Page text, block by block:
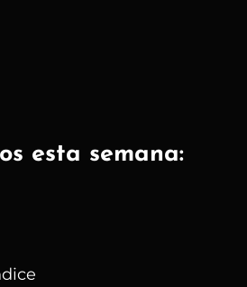
esta semana: